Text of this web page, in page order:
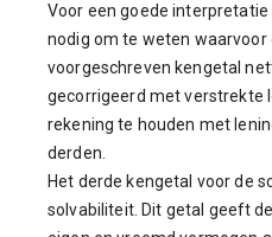
Voor een goede
nodig om te weten waarvoor
voorgeschreven kengetal
gecorrigeerd met verstrekte
rekening te houden met
derden.
Het derde kengetal voor de
solvabiliteit. Dit getal geeft